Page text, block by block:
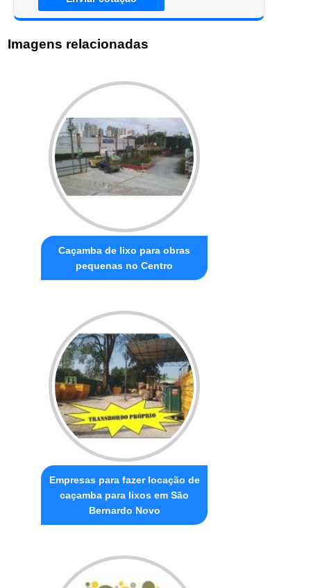
Imagens relacionadas
Caçamba de lixo para obras
pequenas no Centro
Empresas para fazer locação de
caçamba para lixos em São
Bernardo Novo